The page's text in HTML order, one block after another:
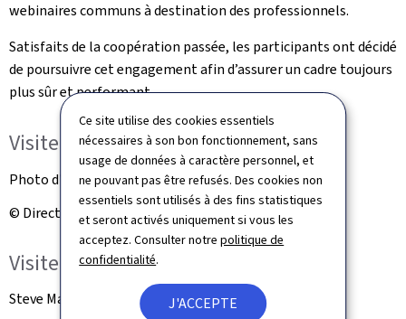
Ce site utilise des cookies essentiels
nécessaires à son bon fonctionnement, sans
usage de données à caractère personnel, et
ne pouvant pas être refusés. Des cookies non
essentiels sont utilisés à des fins statistiques
et seront activés uniquement si vous les
acceptez. Consulter notrepolitique de
confidentialité.
J'ACCEPTE
webinaires communs à destination des professionnels.
Satisfaits de la coopération passée, les participants ont décidé
de poursuivre cet engagement afin d’assurer un cadre toujours
plus sûr et performant.
Visite Horesca
Photo d'illustration
© Direction de la protection des consommateurs
Visite Horesca
Steve Martellini, secrétaire général de l’Horesca